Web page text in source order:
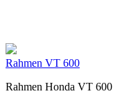
Rahmen VT 600
Rahmen Honda VT 600